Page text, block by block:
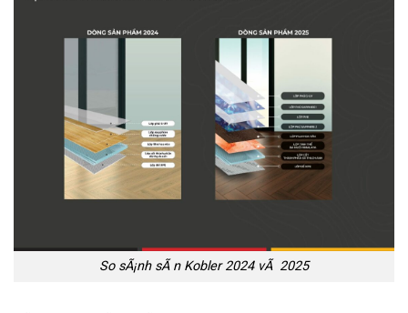
So sÃ¡nh sÃ n Kobler 2024 vÃ 2025